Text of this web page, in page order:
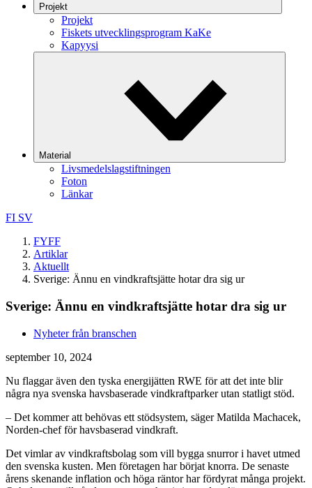
Projekt
Projekt
Fiskets utvecklingsprogram KaKe
Kapyysi
Material
Livsmedelslagstiftningen
Foton
Länkar
FI SV
FYFF
Artiklar
Aktuellt
Sverige: Ännu en vindkraftsjätte hotar dra sig ur
Sverige: Ännu en vindkraftsjätte hotar dra sig ur
Nyheter från branschen
september 10, 2024
Nu flaggar även den tyska energijätten RWE för att det inte blir
några nya svenska havsbaserade vindkraftparker utan statligt stöd.
– Det kommer att behövas ett stödsystem, säger Matilda Machacek,
Norden-chef för havsbaserad vindkraft.
Det vimlar av vindkraftsbolag som vill bygga snurror i havet utmed
den svenska kusten. Men företagen har börjat knorra. De senaste
årens skenande inflation och höga räntor har fördyrat många projekt.